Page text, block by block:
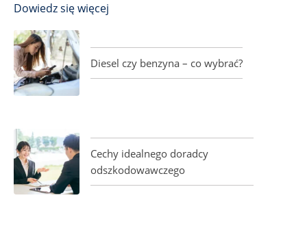
Dowiedz się więcej
Diesel czy benzyna – co wybrać?
Cechy idealnego doradcy
odszkodowawczego